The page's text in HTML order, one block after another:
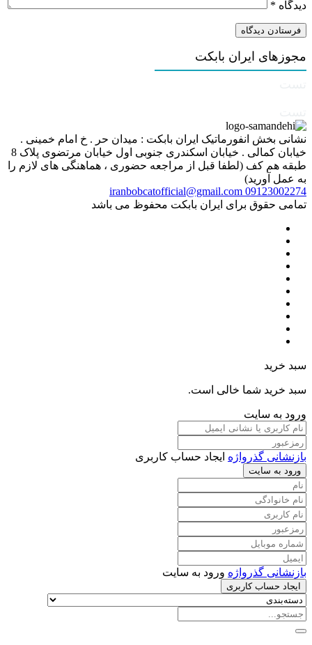
دیدگاه *
مجوزهای ایران بابکت
نشانی بخش انفورماتیک ایران بابکت : میدان حر . خ امام خمینی .
خیابان کمالی . خیابان اسکندری جنوبی اول خیابان مرتضوی پلاک 8
طبقه هم کف (لطفا قبل از مراجعه حضوری ، هماهنگی های لازم را
به عمل آورید)
09123002274
iranbobcatofficial@gmail.com
تمامی حقوق برای ایران بابکت محفوظ می باشد
سبد خرید
سبد خرید شما خالی است.
ورود به سایت
بازنشانی گذرواژه ایجاد حساب کاربری
ورود به سایت
بازنشانی گذرواژه ورود به سایت
ایجاد حساب کاربری